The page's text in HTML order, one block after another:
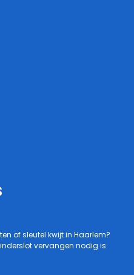
of sleutel kwijt in Haarlem?
vervangen nodig is